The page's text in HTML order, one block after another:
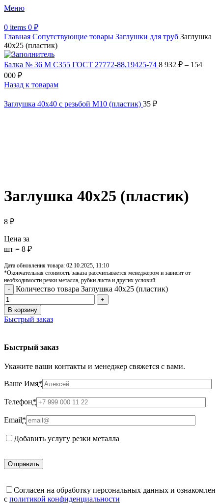
Меню
0 items 0 ₽
Главная Сопутствующие товары Заглушки для труб Заглушка
40х25 (пластик)
Балка № 36 М С355 ГОСТ 27772-88,19425-74 8 932 ₽ – 154
000 ₽
Назад к товарам
Заглушка 40х40 с резьбой М10 (пластик) 35 ₽
Заглушка 40х25 (пластик)
8 ₽
Цена за
шт = 8 ₽
Дата обновления товара: 02.10.2025, 11:10
*Окончательная стоимость заказа рассчитывается менеджером и зависит от
необходимости резки металла, рубки листа и других условий.
Количество товара Заглушка 40х25 (пластик)
В корзину
Быстрый заказ
Быстрый заказ
Укажите ваши контакты и менеджер свяжется с вами.
Ваше Имя*
Телефон*
Email*
Добавить услугу резки металла
Cогласен на обработку персональных данных и ознакомлен
с политикой конфиденциальности